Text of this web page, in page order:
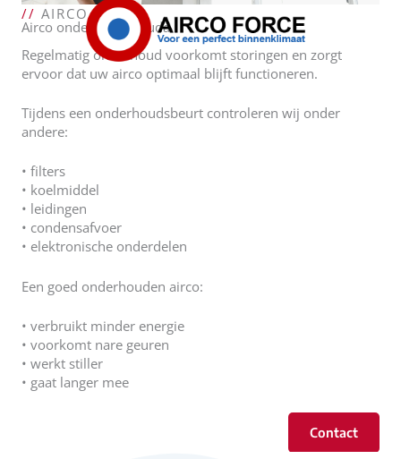
// AIRCO FORCE
Airco onderhoud Gouda
Regelmatig onderhoud voorkomt storingen en zorgt
ervoor dat uw airco optimaal blijft functioneren.
Tijdens een onderhoudsbeurt controleren wij onder
andere:
• filters
• koelmiddel
• leidingen
• condensafvoer
• elektronische onderdelen
Een goed onderhouden airco:
• verbruikt minder energie
• voorkomt nare geuren
• werkt stiller
• gaat langer mee
Contact